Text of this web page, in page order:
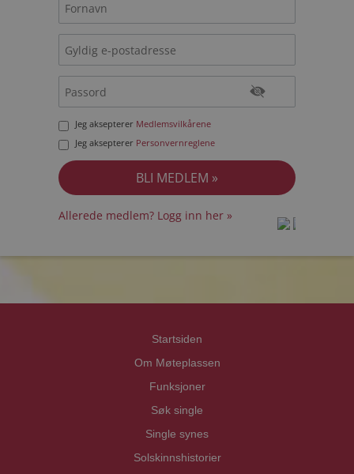
Jeg aksepterer Medlemsvilkårene
Jeg aksepterer Personvernreglene
Allerede medlem? Logg inn her »
Startsiden
Om Møteplassen
Funksjoner
Søk single
Single synes
Solskinnshistorier